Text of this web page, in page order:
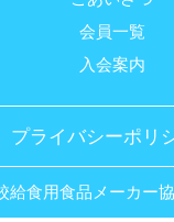
会員一覧
入会案内
プライバシーポリ
食用食品メーカー